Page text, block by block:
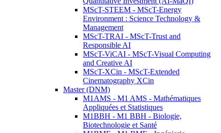
MScT-STEEM - MScT-Energy
Environment : Science Technology &
Management
MScT-TRAI - MScT-Trust and
Responsible AI
MScT-ViCAI - MScT-Visual Computing
and Creative AI
MScT-XCin - MScT-Extended
Cinematography XCin
Master (DNM)
M1AMS - M1 AMS - Mathématiques
Appliquées et Statistiques
M1BBH - M1 BBH - Biologie,
Biotechnologie et Santé